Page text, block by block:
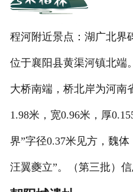
程河附近景点：湖广北界
位于襄阳县黄渠河镇北端
大桥南端，桥北岸为河南
1.98米，宽0.96米，厚
界”字径0.37米见方，魏
汪翼夔立”。（第三批）